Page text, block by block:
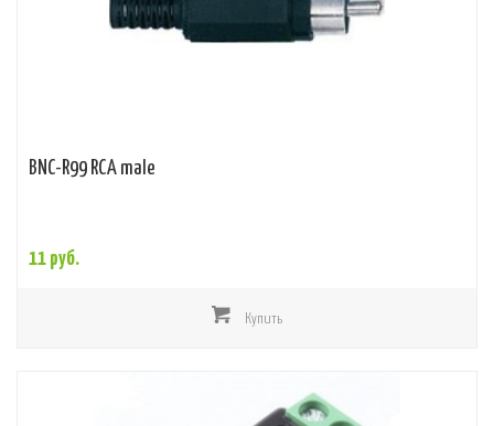
BNC-R99 RCA male
11 руб.
Купить